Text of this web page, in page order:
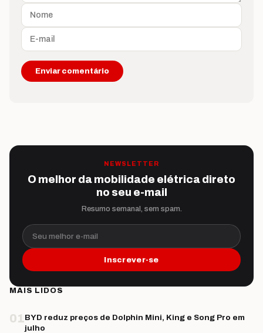
NEWSLETTER
O melhor da mobilidade elétrica direto
no seu e-mail
Resumo semanal, sem spam.
Seu melhor e-mail
Inscrever-se
MAIS LIDOS
01BYD reduz preços de Dolphin Mini, King e Song Pro em
julho